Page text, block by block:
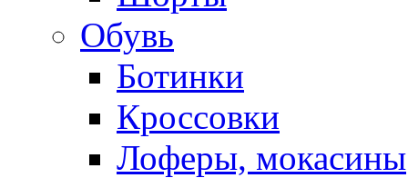
Обувь
Ботинки
Кроссовки
Лоферы, мокасины